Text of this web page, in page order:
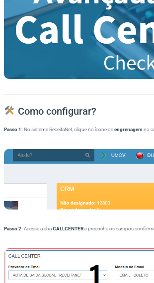
Como configurar?
Passo 1: No sistema ReceitaNet, clique no ícone daengrenagemno
Passo 2: Acesse a abaCALLCENTERe preencha os campos